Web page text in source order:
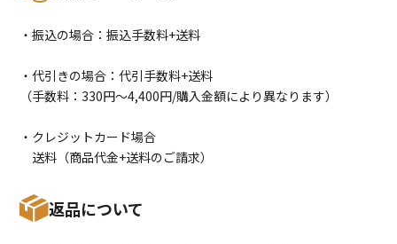
・振込の場合：振込手数料+送料
・代引きの場合：代引手数料+送料
（手数料：330円〜4,400円/購入金額により異なります）
・クレジットカード場合
送料（商品代金+送料のご請求）
返品について